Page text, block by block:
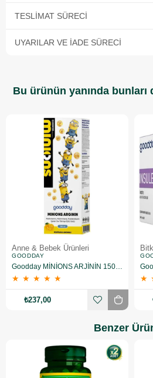
TESLIMAT SÜRECI
UYARILAR VE İADE SÜRECI
Bu ürünün yanında
Anne & Bebek Ürünleri
GOODDAY
Goodday MİNİONS ARJİNİN 150 ML
★ ★ ★ ★ ★
₺237,00
★
Benzer